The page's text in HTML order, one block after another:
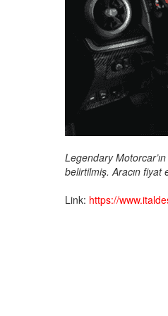
Legendary
belirtilmiş. Aracın fiyat
Link: https://